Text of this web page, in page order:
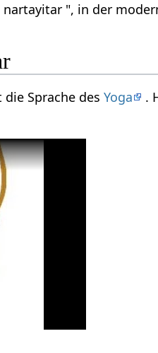
nartayitar ", in der
Sprache desYoga .